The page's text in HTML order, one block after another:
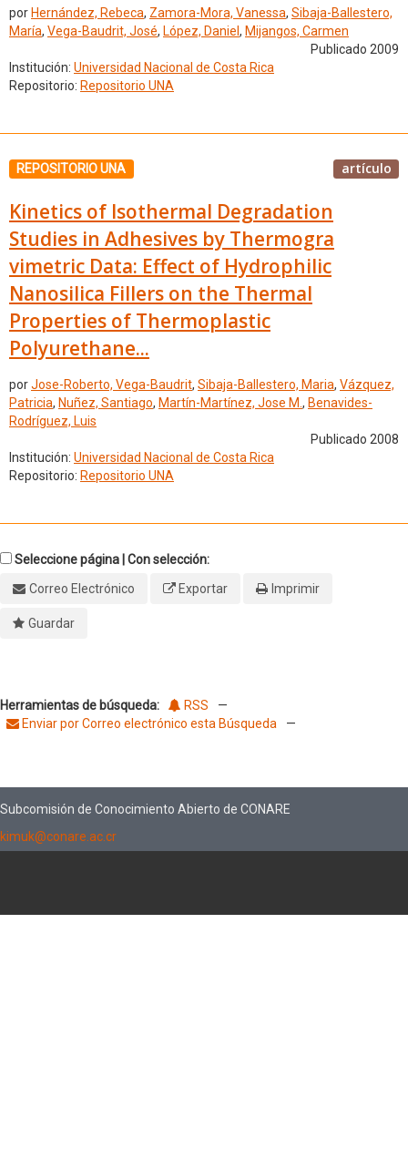
por Hernández, Rebeca, Zamora-Mora, Vanessa, Sibaja-Ballestero,
María, Vega-Baudrit, José, López, Daniel , Mijangos, Carmen
Publicado 2009
Institución: Universidad Nacional de Costa Rica
Repositorio: Repositorio UNA
REPOSITORIO UNA artículo
Kinetics of Isothermal Degradation
Studies in Adhesives by Thermogra
vimetric Data: Effect of Hydrophilic
Nanosilica Fillers on the Thermal
Properties of Thermoplastic
Polyurethane...
porJose-Roberto, Vega-Baudrit, Sibaja-Ballestero, Maria, Vázquez,
Patricia, Nuñez, Santiago, Martín-Martínez, Jose M., Benavides-
Rodríguez, Luis
Publicado 2008
Institución: Universidad Nacional de Costa Rica
Repositorio: Repositorio UNA
Seleccione página | Con selección:
Correo Electrónico
Exportar Imprimir
Guardar
Herramientas de búsqueda: RSS
—
Enviar por Correo electrónico esta Búsqueda
—
Subcomisión de Conocimiento Abierto de CONARE
kimuk@conare.ac.cr